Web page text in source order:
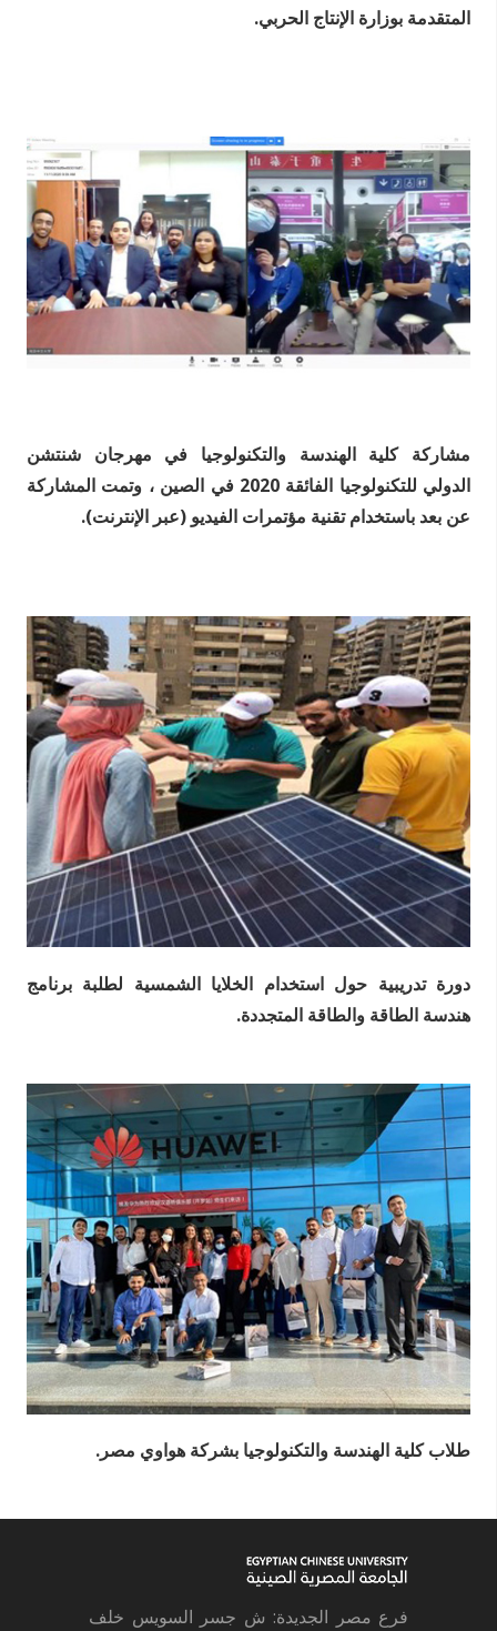
المتقدمة بوزارة الإنتاج الحربي.
مشاركة كلية الهندسة والتكنولوجيا في مهرجان شنتشن
الدولي للتكنولوجيا الفائقة 2020 في الصين ، وتمت المشاركة
عن بعد باستخدام تقنية مؤتمرات الفيديو (عبر الإنترنت).
دورة تدريبية حول استخدام الخلايا الشمسية لطلبة برنامج
هندسة الطاقة والطاقة المتجددة.
طلاب كلية الهندسة والتكنولوجيا بشركة هواوي مصر.
فرع مصر الجديدة: ش جسر السويس خلف